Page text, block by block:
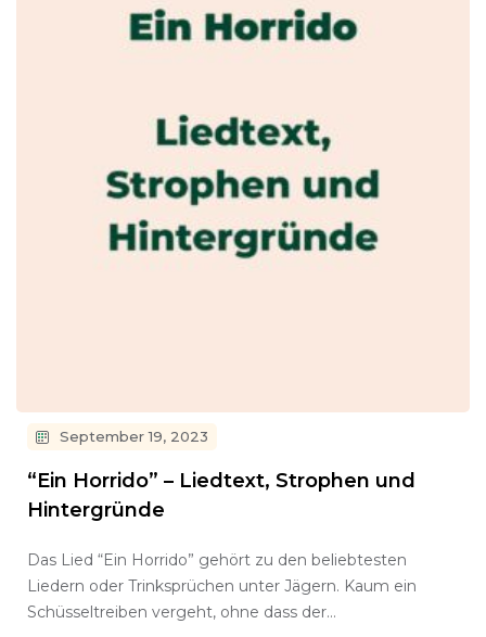
September 19, 2023
“Ein Horrido” – Liedtext, Strophen und
Hintergründe
Das Lied “Ein Horrido” gehört zu den beliebtesten
Liedern oder Trinksprüchen unter Jägern. Kaum ein
Schüsseltreiben vergeht, ohne dass der…